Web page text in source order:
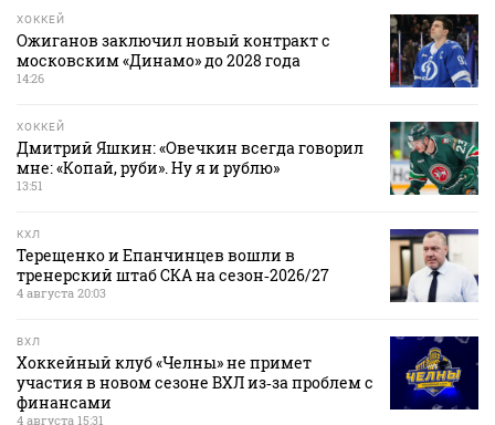
ХОККЕЙ
Ожиганов заключил новый контракт с
московским «Динамо» до 2028 года
14:26
ХОККЕЙ
Дмитрий Яшкин: «Овечкин всегда говорил
мне: «Копай, руби». Ну я и рублю»
13:51
КХЛ
Терещенко и Епанчинцев вошли в
тренерский штаб СКА на сезон‑2026/27
4 августа 20:03
ВХЛ
Хоккейный клуб «Челны» не примет
участия в новом сезоне ВХЛ из‑за проблем с
финансами
4 августа 15:31